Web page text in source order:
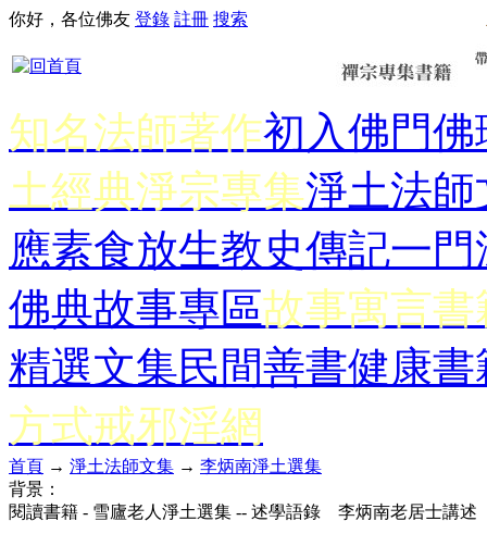
你好，各位佛友 登錄 註冊 搜索
知名法師著作初入佛門佛
土經典淨宗專集淨土法師
應素食放生教史傳記一門
佛典故事專區故事寓言書
精選文集民間善書健康書
方式戒邪淫網
首頁 → 淨土法師文集 → 李炳南淨土選集
背景：
閱讀書籍 - 雪廬老人淨土選集 -- 述學語錄 李炳南老居士講述